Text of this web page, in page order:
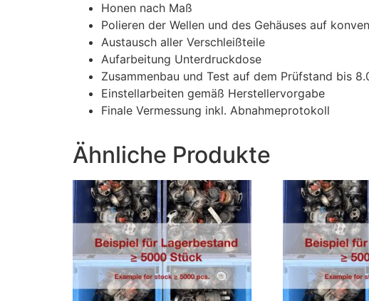
Honen nach Maß
Polieren der Wellen und des Gehäuses auf
Austausch aller Verschleißteile
Aufarbeitung Unterdruckdose
Zusammenbau und Test auf dem Prüfstand bis
Einstellarbeiten gemäß Herstellervorgabe
Finale Vermessung inkl. Abnahmeprotokoll
Ähnliche Produkte